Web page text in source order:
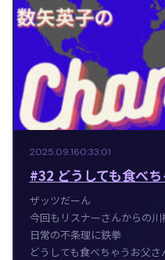
2025.09.160:33:01
#32 どうしても食べ
ザッツだーん
今回もリスナーさんからの
日常の不条理に鉄拳
どうしても食べちゃうお父